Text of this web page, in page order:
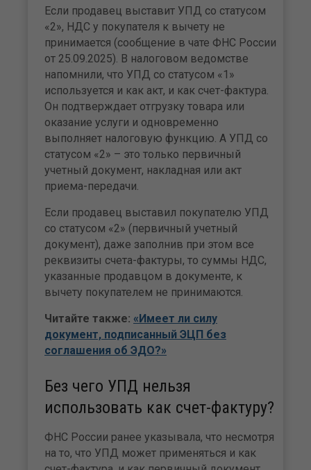
Если продавец выставит УПД со статусом
«2», НДС у покупателя к вычету не
принимается (сообщение в чате ФНС России
от 25.09.2025). В налоговом ведомстве
напомнили, что УПД со статусом «1»
используется и как акт, и как счет-фактура.
Он подтверждает отгрузку товара или
оказание услуги и одновременно
выполняет налоговую функцию. А УПД со
статусом «2» – это только первичный
учетный документ, накладная или акт
приема-передачи.
Если продавец выставил покупателю УПД
со статусом «2» (первичный учетный
документ), даже заполнив при этом все
реквизиты счета-фактуры, то суммы НДС,
указанные продавцом в документе, к
вычету покупателем не принимаются.
Читайте также: «Имеет ли силу
документ, подписанный ЭЦП без
соглашения об ЭДО?»
Без чего УПД нельзя
использовать как счет-фактуру?
ФНС России ранее указывала, что несмотря
на то, что УПД может применяться и как